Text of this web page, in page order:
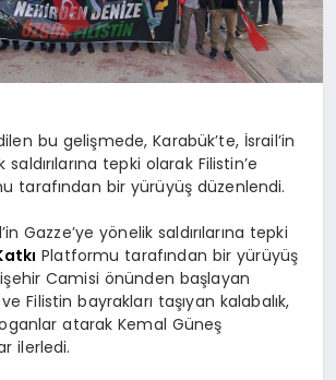
bu gelişmede, Karabük’te, İsrail’in
saldırılarına tepki olarak Filistin’e
tarafından bir yürüyüş düzenlendi.
Gazze’ye yönelik saldırılarına tepki
Platformu tarafından bir yürüyüş
Camisi önünden başlayan
Filistin bayrakları taşıyan kalabalık,
atarak Kemal Güneş
ilerledi.